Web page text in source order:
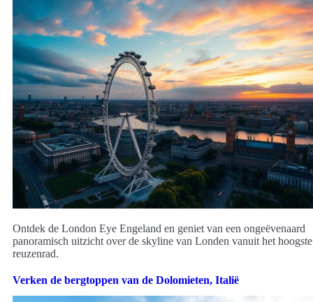
Ontdek de London Eye Engeland en geniet van een ongeëvenaard
panoramisch uitzicht over de skyline van Londen vanuit het hoogste
reuzenrad.
Verken de bergtoppen van de Dolomieten, Italië